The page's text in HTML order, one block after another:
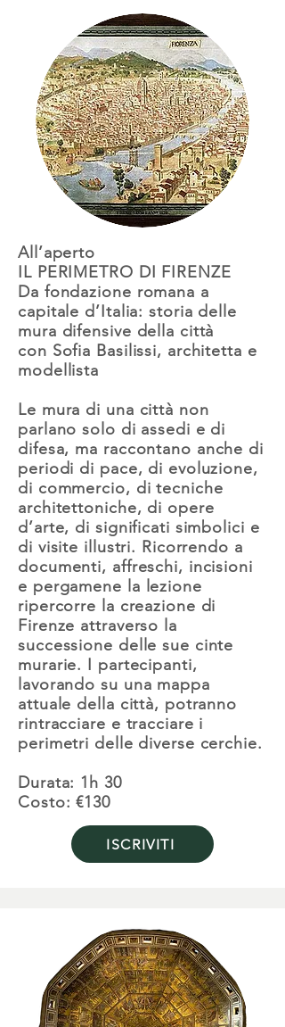
All’aperto
IL PERIMETRO DI FIRENZE
Da fondazione romana a
capitale d’Italia: storia delle
mura difensive della città
con Sofia Basilissi, architetta e
modellista
Le mura di una città non
parlano solo di assedi e di
difesa, ma raccontano anche di
periodi di pace, di evoluzione,
di commercio, di tecniche
architettoniche, di opere
d’arte, di significati simbolici e
di visite illustri. Ricorrendo a
documenti, affreschi, incisioni
e pergamene la lezione
ripercorre la creazione di
Firenze attraverso la
successione delle sue cinte
murarie. I partecipanti,
lavorando su una mappa
attuale della città, potranno
rintracciare e tracciare i
perimetri delle diverse cerchie.
Durata: 1h 30
Costo: €130
ISCRIVITI